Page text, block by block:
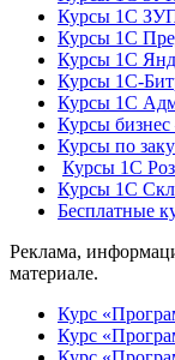
Курсы 1С
Курсы 1С
Курсы 1С
Курсы 1С-
Курсы 1С
Курсы
Курсы по
Курсы 1С
Курсы 1С
Бесплатные
Реклама,
материале.
Курс
Курс